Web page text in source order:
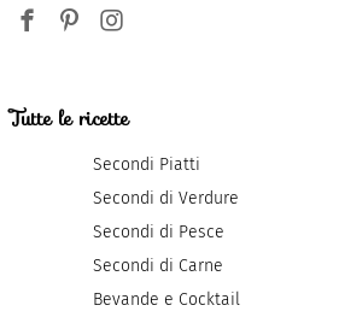
Tutte le ricette
Secondi Piatti
Secondi di Verdure
Secondi di Pesce
Secondi di Carne
Bevande e Cocktail